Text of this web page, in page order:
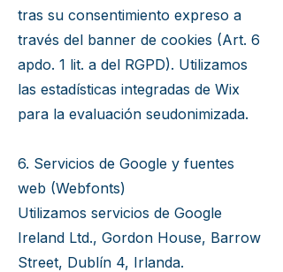
tras su consentimiento expreso a
través del banner de cookies (Art. 6
apdo. 1 lit. a del RGPD). Utilizamos
las estadísticas integradas de Wix
para la evaluación seudonimizada.
6. Servicios de Google y fuentes
web (Webfonts)
Utilizamos servicios de Google
Ireland Ltd., Gordon House, Barrow
Street, Dublín 4, Irlanda.